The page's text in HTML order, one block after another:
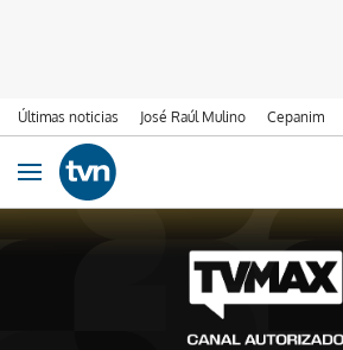
Últimas noticias José Raúl Mulino Cepanim
Ir al contenido
Obrir navegació